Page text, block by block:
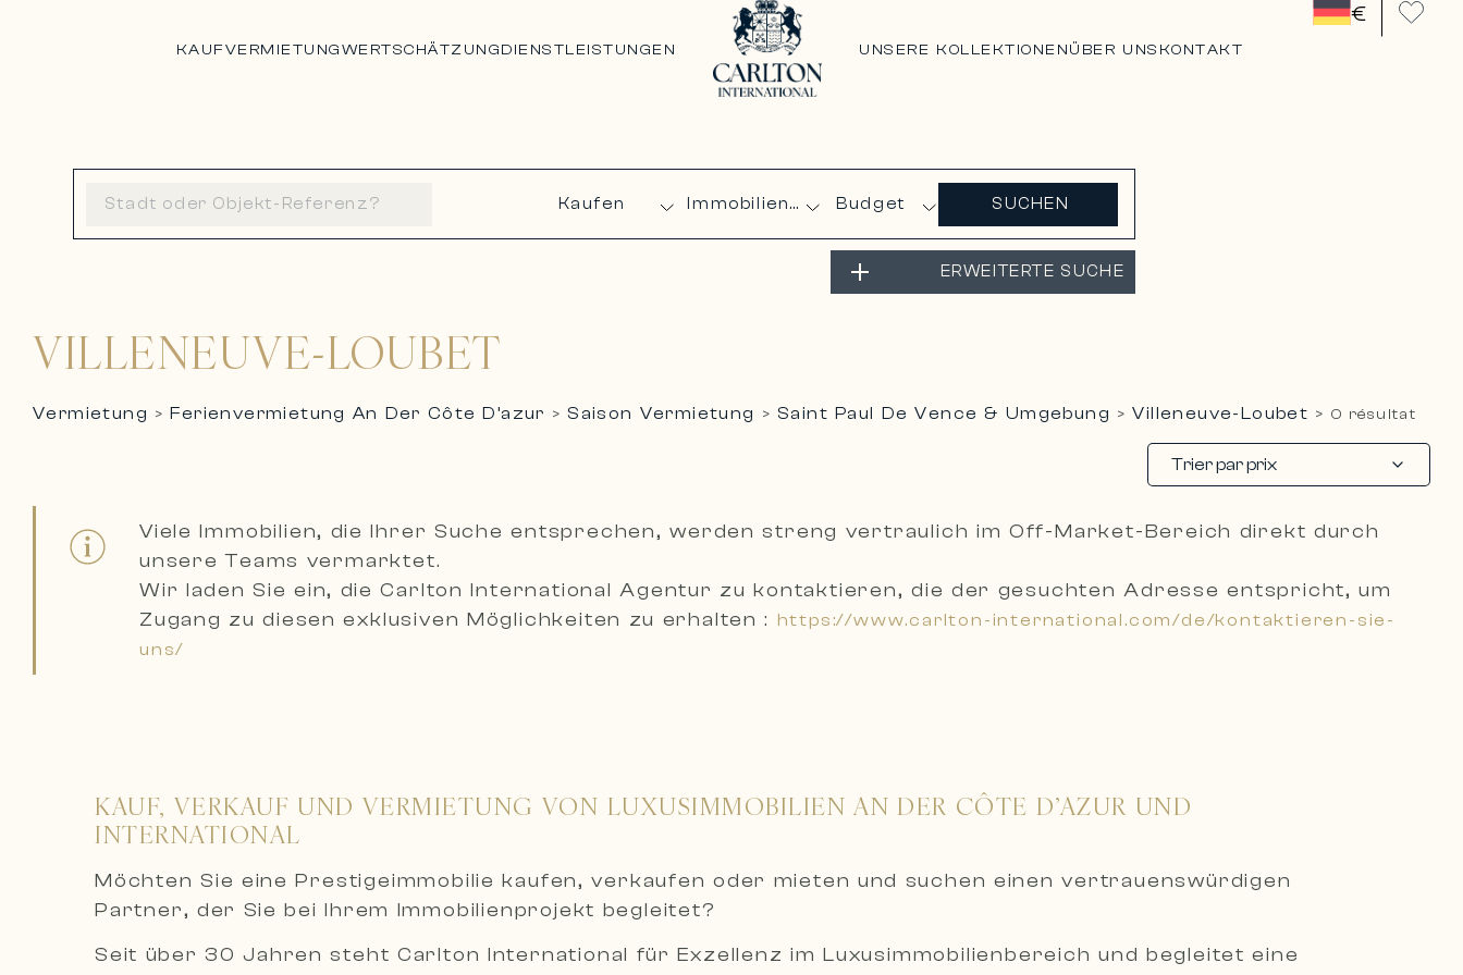
€
KAUFVERMIETUNGWERTSCHÄTZUNGDIENSTLEISTUNGEN UNSERE KOLLEKTIONENÜBER UNS KONTAKT
Budget SUCHEN
ERWEITERTE SUCHE
VILLENEUVE-LOUBET
Vermietung > Ferienvermietung An Der Côte D’azur > Saison Vermietung > Saint Paul De Vence & Umgebung >Villeneuve-Loubet > 0 résultat
Trier par prix
Viele Immobilien, die Ihrer Suche entsprechen, werdenstreng vertraulich im Off-Market-Bereich direkt durch
unsere Teams vermarktet.
Wir laden Sie ein, die Carlton International Agentur zu kontaktieren, die der gesuchten Adresse entspricht, um
Zugang zu diesen exklusiven Möglichkeiten zu erhalten :
https://www.carlton-international.com/de/kontaktieren-sie-
uns/
KAUF, VERKAUF UND VERMIETUNG VON LUXUSIMMOBILIEN AN DER CÔTE D’AZUR UND
INTERNATIONAL
Möchten Sie eine Prestigeimmobilie kaufen, verkaufen oder mieten und suchen einen vertrauenswürdigen
Partner, der Sie bei Ihrem Immobilienprojekt begleitet?
Seit über 30 Jahren steht Carlton International für Exzellenz im Luxusimmobilienbereich und begleitet eine